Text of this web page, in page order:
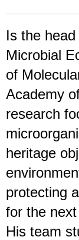
Is the
Microbial
of
Academy
research
heritage
protecting
for the
His team